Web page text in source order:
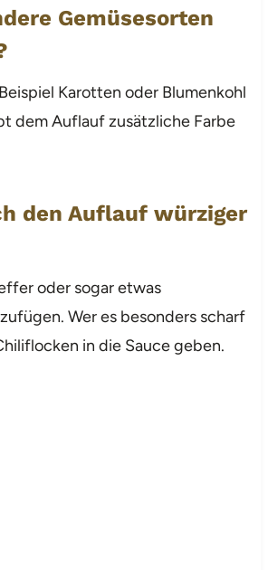
Gemüsesorten
Karotten oder Blumenkohl
dem Auflauf zusätzliche Farbe
den Auflauf würziger
oder sogar etwas
Wer es besonders scharf
in die Sauce geben.